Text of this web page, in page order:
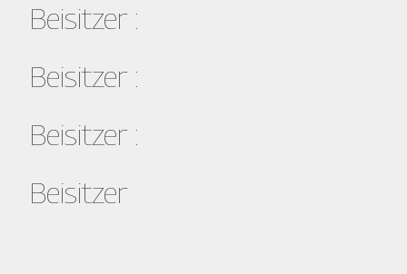
Beisitzer :
Beisitzer :
Beisitzer :
Beisitzer